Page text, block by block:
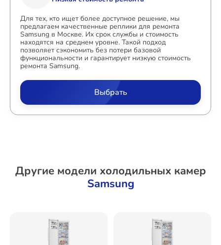
Для тех, кто ищет более доступное решение, мы
предлагаем качественные реплики для ремонта
Samsung в Москве. Их срок службы и стоимость
находятся на среднем уровне. Такой подход
позволяет сэкономить без потери базовой
функциональности и гарантирует низкую стоимость
ремонта Samsung.
Выбрать
Другие модели холодильных камер
Samsung